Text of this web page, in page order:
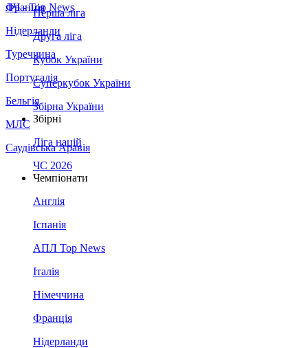
Франція
Нідерланди
Туреччина
Португалія
Бельгія
МЛС
Саудівська Аравія
ЛЧ - Top News
Перша ліга
Друга ліга
Кубок України
Суперкубок України
Збірна України
Збірні
Ліга націй
ЧС 2026
Чемпіонати
Англія
Іспанія
АПЛ Top News
Італія
Німеччина
Франція
Нідерланди